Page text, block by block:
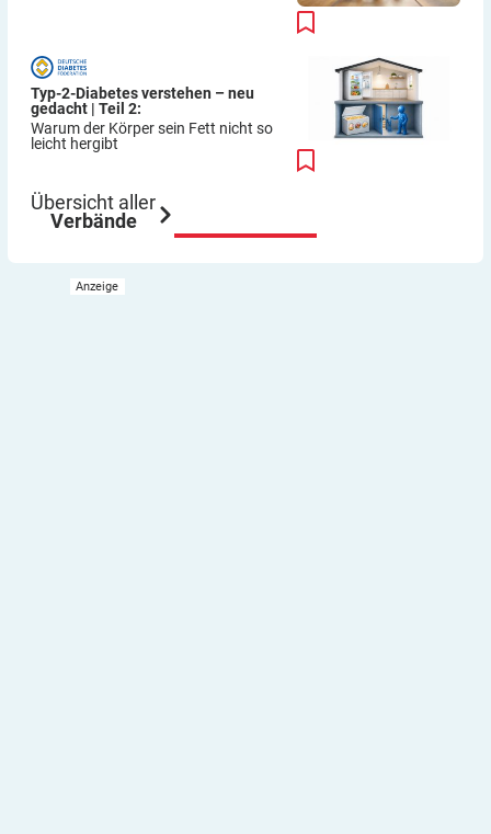
Typ-2-Diabetes verstehen – neu
gedacht | Teil 2:
Warum der Körper sein Fett nicht so
leicht hergibt
Übersicht aller
Verbände